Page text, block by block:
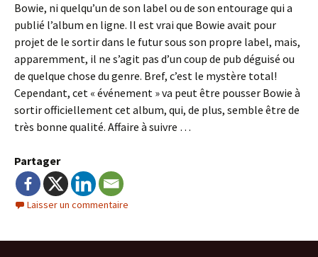
Bowie, ni quelqu’un de son label ou de son entourage qui a
publié l’album en ligne. Il est vrai que Bowie avait pour
projet de le sortir dans le futur sous son propre label, mais,
apparemment, il ne s’agit pas d’un coup de pub déguisé ou
de quelque chose du genre. Bref, c’est le mystère total!
Cependant, cet « événement » va peut être pousser Bowie à
sortir officiellement cet album, qui, de plus, semble être de
très bonne qualité. Affaire à suivre …
Partager
Laisser un commentaire